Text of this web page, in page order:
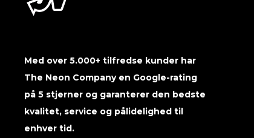
Med over 5.000+ tilfredse kunder har
The Neon Company en Google-rating
på 5 stjerner og garanterer den bedste
kvalitet, service og pålidelighed til
enhver tid.